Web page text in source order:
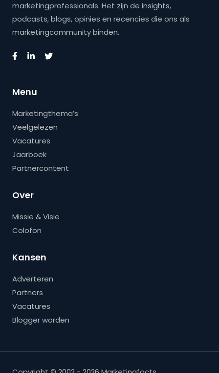
marketingprofessionals. Het zijn de insights,
podcasts, blogs, opinies en recencies die ons als
marketingcommunity binden.
Menu
Marketingthema’s
Veelgelezen
Vacatures
Jaarboek
Partnercontent
Over
Missie & Visie
Colofon
Kansen
Adverteren
Partners
Vacatures
Blogger worden